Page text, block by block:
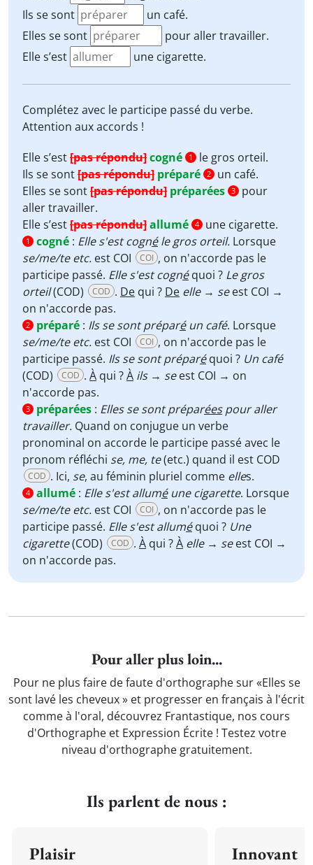
Ils se sont
un café.
Elles se sont
pour aller travailler.
Elle s’est
une cigarette.
Complétez avec le participe passé du verbe.
Attention aux accords !
Elle s’est[pas répondu]cogné 1
le gros orteil.
Ils se sont[pas répondu] préparé 2
un café.
Elles se sont[pas répondu] préparées 3
pour
aller travailler.
Elle s’est[pas répondu]allumé 4 une cigarette.
1 cogné : Elle s'est cognéle gros orteil. Lorsque
se/me/te etc. est COI COI , on n'accorde pas le
participe passé. Elle s'est cogné quoi ? Le gros
orteil(COD) COD . De qui ? De elle→ seest COI →
on n'accorde pas.
2 préparé : Ils se sont préparéun café. Lorsque
se/me/te etc. est COI COI , on n'accorde pas le
participe passé. Ils se sont préparé quoi ? Un café
(COD)
COD . À qui ?À ils → seest COI → on
n'accorde pas.
3 préparées : Elles se sont préparéespour aller
travailler. Quand on conjugue un verbe
pronominal on accorde le participe passé avec le
pronom réfléchi se, me, te(etc.) quand il est COD
COD . Ici, se, au féminin pluriel comme elles.
4 allumé : Elle s'est alluméune cigarette. Lorsque
se/me/te etc. est COI COI , on n'accorde pas le
participe passé. Elle s'est allumé quoi ? Une
cigarette(COD) COD . À qui ?À elle → seest COI →
on n'accorde pas.
Pour aller plus loin...
Pour ne plus faire de faute d'orthographe sur «Elles se
sont lavé les cheveux » et progresser en français à l'écrit
comme à l'oral, découvrez Frantastique, nos cours
d'Orthographe et Expression Écrite ! Testez votre
niveau d'orthographe gratuitement.
Ils parlent de nous :
Plaisir Innovant